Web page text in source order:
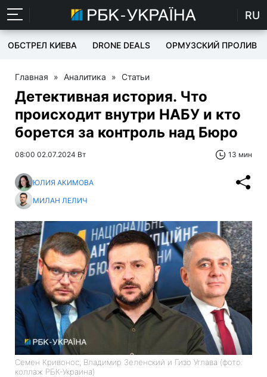
RU
ОБСТРЕЛ КИЕВА DRONE DEALS ОРМУЗСКИЙ ПРОЛИВ
Главная » Аналитика » Статьи
Детективная история. Что
происходит внутри НАБУ и кто
борется за контроль над Бюро
08:00 02.07.2024 Вт 13 мин
ЮЛИЯ АКИМОВА
МИЛАН ЛЕЛИЧ
Семен Кривонос, Владимир Зеленский и Гизо Углава (фото:
коллаж РБК-Украина)